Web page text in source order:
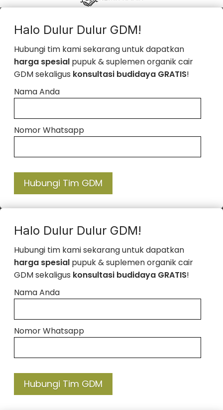
Halo Dulur Dulur GDM!
Hubungi tim kami sekarang untuk dapatkan
harga spesial pupuk & suplemen organik cair
GDM sekaligus konsultasi budidaya GRATIS!
Nama Anda
Nomor Whatsapp
Hubungi Tim GDM
Halo Dulur Dulur GDM!
Hubungi tim kami sekarang untuk dapatkan
harga spesial pupuk & suplemen organik cair
GDM sekaligus konsultasi budidaya GRATIS!
Nama Anda
Nomor Whatsapp
Hubungi Tim GDM